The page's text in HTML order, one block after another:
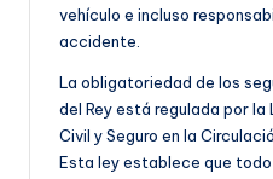
vehículo e incluso
accidente.
La obligatoriedad de los
del Rey está regulada por la
Civil y Seguro en la
Esta ley establece que